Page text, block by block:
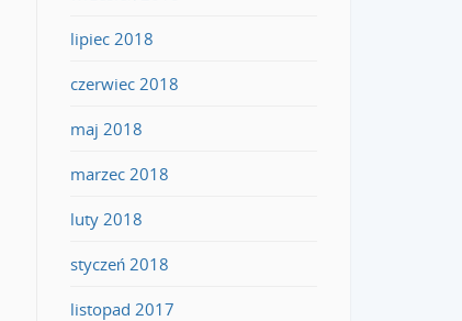
lipiec 2018
czerwiec 2018
maj 2018
marzec 2018
luty 2018
styczeń 2018
listopad 2017